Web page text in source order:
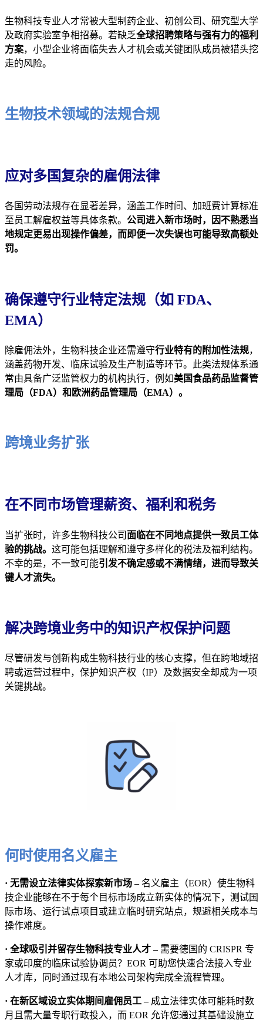
生物科技专业人才常被大型制药企业、初创公司、研究型大学
及政府实验室争相招募。若缺乏全球招聘策略与强有力的福利
方案，小型企业将面临失去人才机会或关键团队成员被猎头挖
走的风险。
生物技术领域的法规合规
应对多国复杂的雇佣法律
各国劳动法规存在显著差异，涵盖工作时间、加班费计算标准
至员工解雇权益等具体条款。 公司进入新市场时，因不熟悉当
地规定更易出现操作偏差，而即便一次失误也可能导致高额处
罚。
确保遵守行业特定法规（如 FDA、
EMA）
除雇佣法外，生物科技企业还需遵守行业特有的附加性法规，
涵盖药物开发、临床试验及生产制造等环节。此类法规体系通
常由具备广泛监管权力的机构执行，例如美国食品药品监督管
理局（FDA）和欧洲药品管理局（EMA）。
跨境业务扩张
在不同市场管理薪资、福利和税务
当扩张时，许多生物科技公司 面临在不同地点提供一致员工体
验的挑战。 这可能包括理解和遵守多样化的税法及福利结构。
不幸的是，不一致可能引发不确定感或不满情绪，进而导致关
键人才流失。
解决跨境业务中的知识产权保护问题
尽管研发与创新构成生物科技行业的核心支撑，但在跨地域招
聘或运营过程中，保护知识产权（IP）及数据安全却成为一项
关键挑战。
何时使用名义雇主
· 无需设立法律实体探索新市场 –名义雇主（EOR）使生物科
技企业能够在不于每个目标市场成立新实体的情况下，测试国
际市场、运行试点项目或建立临时研究站点，规避相关成本与
操作难度。
· 全球吸引并留存生物科技专业人才 – 需要德国的 CRISPR 专
家或印度的临床试验协调员？EOR 可助您快速合法接入专业
人才库，同时通过现有本地公司架构完成全流程管理。
· 在新区域设立实体期间雇佣员工 – 成立法律实体可能耗时数
月且需大量专职行政投入，而 EOR 允许您通过其基础设施立